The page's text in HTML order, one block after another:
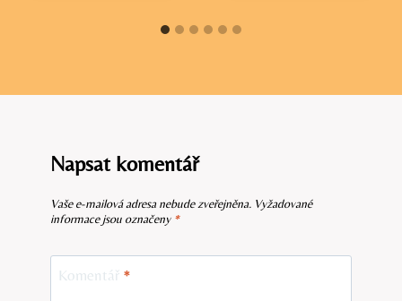
Napsat komentář
Vaše e-mailová adresa nebude zveřejněna. Vyžadované
informace jsou označeny *
Komentář *